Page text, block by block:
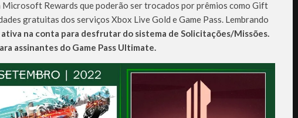
Microsoft Rewards que poderão ser trocados por prêmios como Gift
gratuitas dos serviços Xbox Live Gold e Game Pass. Lembrando
ativa na conta para desfrutar do sistema de Solicitações/Missões.
assinantes do Game Pass Ultimate.